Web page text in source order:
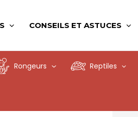
CONSEILS ET ASTUCES
Rongeurs Reptiles